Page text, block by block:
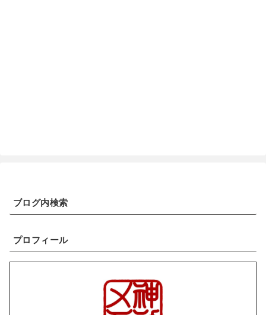
ブログ内検索
プロフィール